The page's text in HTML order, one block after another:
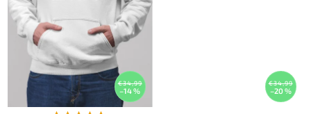
€34,99
–14 %
€34,99
–20 %